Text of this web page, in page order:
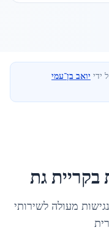
ידי יואב בן־עמי
בקריית גת
מעולה לשירותי